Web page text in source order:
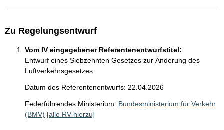
Zu Regelungsentwurf
Vom IV eingegebener Referentenentwurfstitel:
Entwurf eines Siebzehnten Gesetzes zur Änderung des
Luftverkehrsgesetzes
Datum des Referentenentwurfs: 22.04.2026
Federführendes Ministerium: Bundesministerium für Verkehr
(BMV) [alle RV hierzu]